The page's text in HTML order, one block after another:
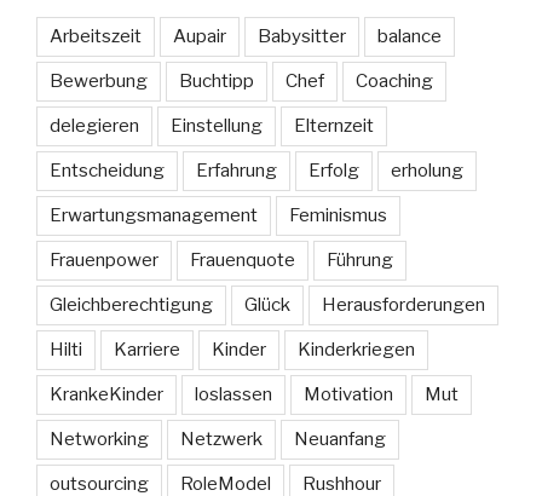
Arbeitszeit Aupair Babysitter balance
Bewerbung Buchtipp Chef Coaching
delegieren Einstellung Elternzeit
Entscheidung Erfahrung Erfolg erholung
Erwartungsmanagement Feminismus
Frauenpower Frauenquote Führung
Gleichberechtigung Glück Herausforderungen
Hilti Karriere Kinder Kinderkriegen
KrankeKinder loslassen Motivation Mut
Networking Netzwerk Neuanfang
outsourcing RoleModel Rushhour